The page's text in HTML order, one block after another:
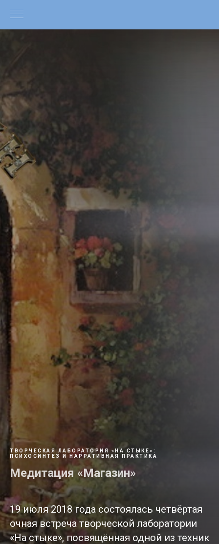
ТВОРЧЕСКАЯ ЛАБОРАТОРИЯ «НА СТЫКЕ»:
ПСИХОСИНТЕЗ И НАРРАТИВНАЯ ПРАКТИКА
Медитация «Магазин»
19 июля 2018 года состоялась четвёртая
очная встреча творческой лаборатории
«На стыке», посвящённая одной из техник